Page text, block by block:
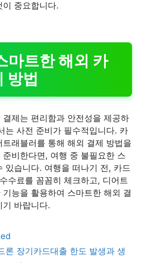
이 중요합니다.
마트한 해외 카
방법
제는 편리함과 안전성을 제공하
는 사전 준비가 필수적입니다. 카
트래블러를 통해 해외 결제 방법을
준비한다면, 여행 중 불필요한 스
있습니다. 여행을 떠나기 전, 카드
수료를 꼼꼼히 체크하고, 디어트
능을 활용하여 스마트한 해외 결
기 바랍니다.
론 장기카드대출 한도 발생과 생